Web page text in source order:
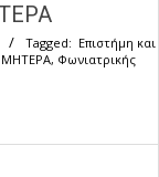
Tagged: Eπιστήμη και
ΜΗΤΕΡΑ, Φωνιατρικής